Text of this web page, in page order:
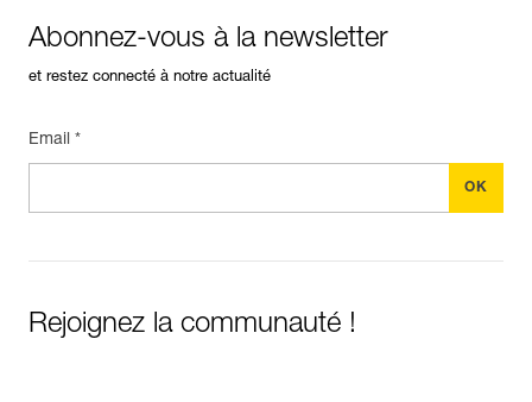
Abonnez-vous à la newsletter
et restez connecté à notre actualité
Email *
Rejoignez la communauté !